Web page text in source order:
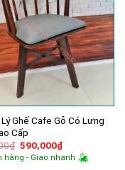
Ghế Cafe Gỗ Có Lưng
Cấp
₫ Giá
gốc
là:
590,000₫Giá
hiện
tại
hàng - Giao nhanh